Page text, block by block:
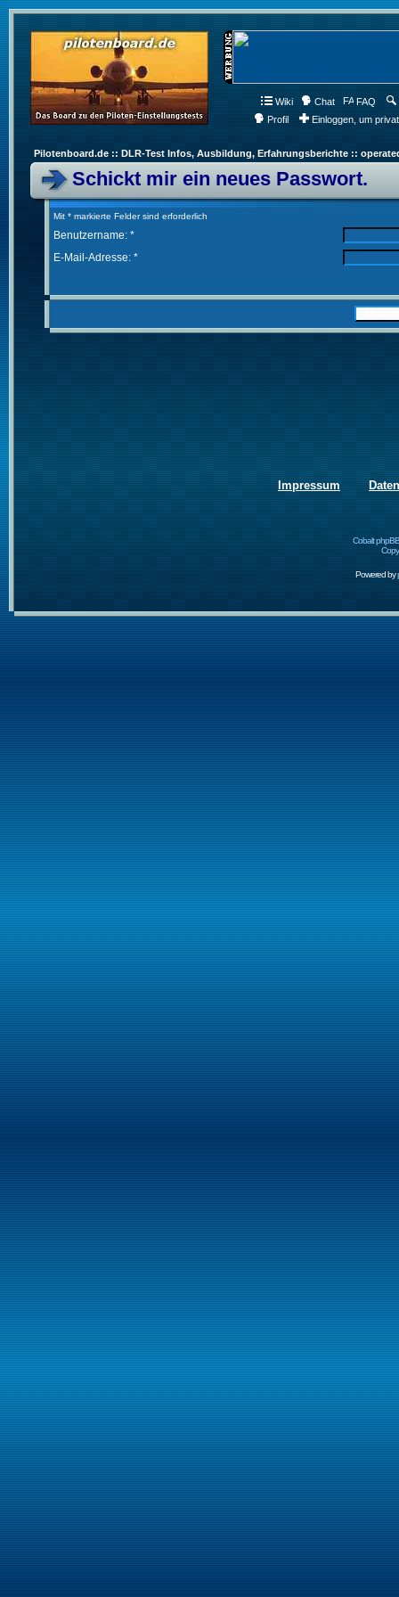
Wiki Chat FAQ
Profil
Einloggen, um
Pilotenboard.de :: DLR-Test Infos, Ausbildung, Erfahrungsberichte ::
Schickt mir ein neues Passwort.
Mit * markierte Felder sind erforderlich
Benutzername: *
E-Mail-Adresse: *
Impressum
Cobalt
Powered by